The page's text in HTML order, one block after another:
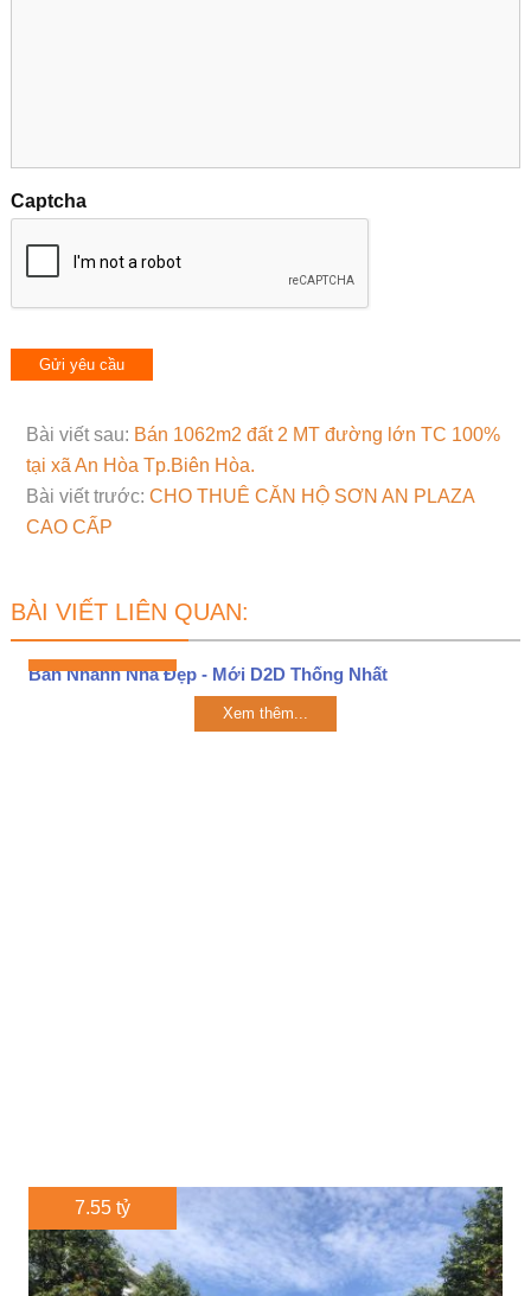
Captcha
Bài viết sau: Bán 1062m2 đất 2 MT đường lớn TC 100%
tại xã An Hòa Tp.Biên Hòa.
Bài viết trước: CHO THUÊ CĂN HỘ SƠN AN PLAZA
CAO CẤP
BÀI VIẾT LIÊN QUAN:
Bán Nhanh Nhà Đẹp - Mới D2D Thống Nhất
Xem thêm...
7.55 tỷ